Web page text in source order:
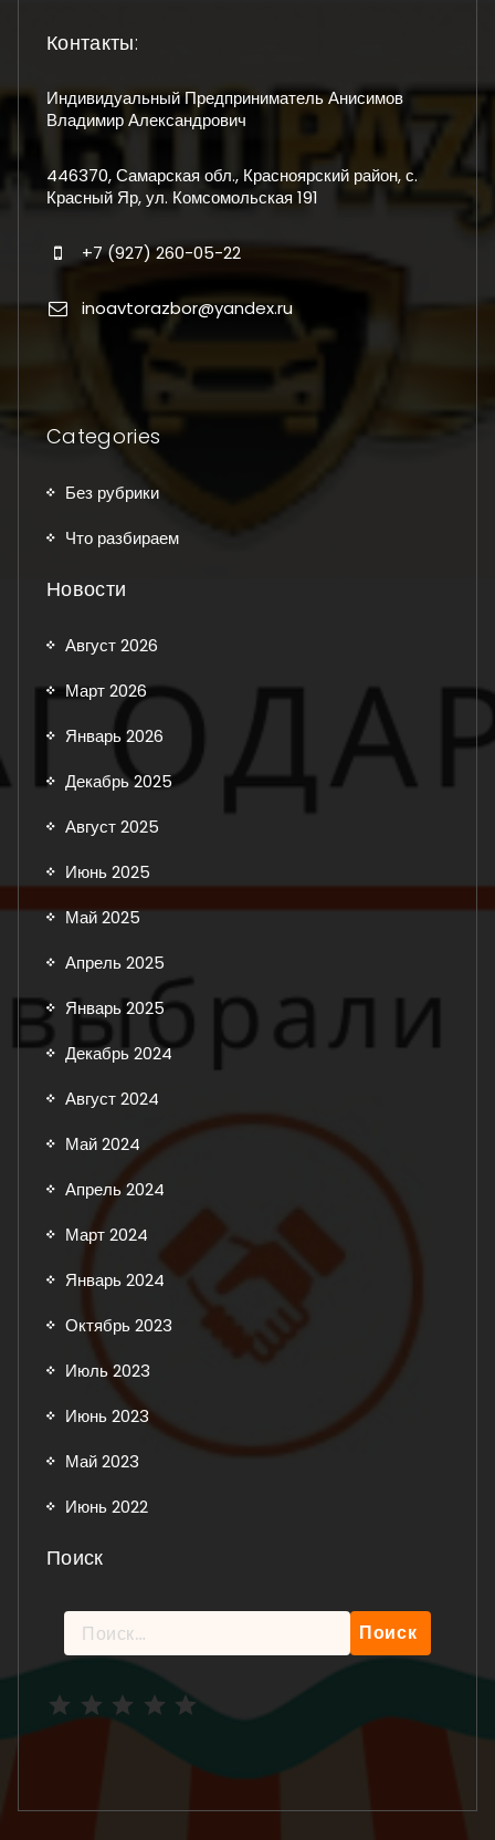
Контакты:
Индивидуальный Предприниматель Анисимов
Владимир Александрович
446370, Самарская обл., Красноярский район, с.
Красный Яр, ул. Комсомольская 191
+7 (927) 260-05-22
inoavtorazbor@yandex.ru
Categories
Без рубрики
Что разбираем
Новости
Август 2026
Март 2026
Январь 2026
Декабрь 2025
Август 2025
Июнь 2025
Май 2025
Апрель 2025
Январь 2025
Декабрь 2024
Август 2024
Май 2024
Апрель 2024
Март 2024
Январь 2024
Октябрь 2023
Июль 2023
Июнь 2023
Май 2023
Июнь 2022
Поиск
Найти: